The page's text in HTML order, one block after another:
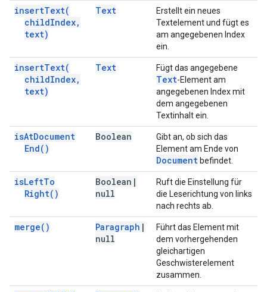
insertText(
childIndex,
text)
Text
Erstellt ein neues
Textelement und fügt es
am angegebenen Index
ein.
insertText(
childIndex,
text)
Text Fügt das angegebene
Text-Element am
angegebenen Index mit
dem angegebenen
Textinhalt ein.
isAtDocument
End( )
Boolean
Gibt an, ob sich das
Element am Ende von
Document befindet.
isLeftTo
Right( )
Boolean |
null
Ruft die Einstellung für
die Leserichtung von links
nach rechts ab.
merge( ) Paragraph |
null
Führt das Element mit
dem vorhergehenden
gleichartigen
Geschwisterelement
zusammen.